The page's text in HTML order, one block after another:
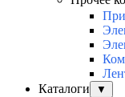
Каталоги
▼